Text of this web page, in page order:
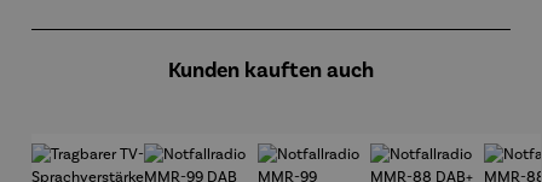
Kunden kauften auch